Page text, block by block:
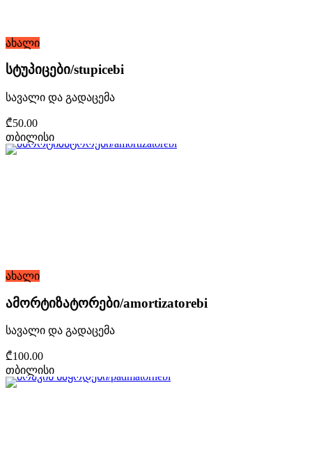
ახალი
სტუპიცები/stupicebi
სავალი და გადაცემა
₾50.00
თბილისი
ახალი
ამორტიზატორები/amortizatorebi
სავალი და გადაცემა
₾100.00
თბილისი